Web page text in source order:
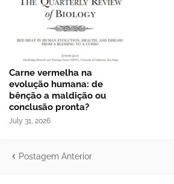
Carne vermelha na
evolução humana: de
bênção a maldição ou
conclusão pronta?
July 31, 2026
Postagem Anterior